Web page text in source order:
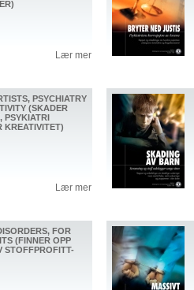
Lær mer
PSYCHIATRY
(SKADER
PSYKIATRI
KREATIVITET)
Lær mer
FOR
(FINNER OPP
STOFFPROFITT-